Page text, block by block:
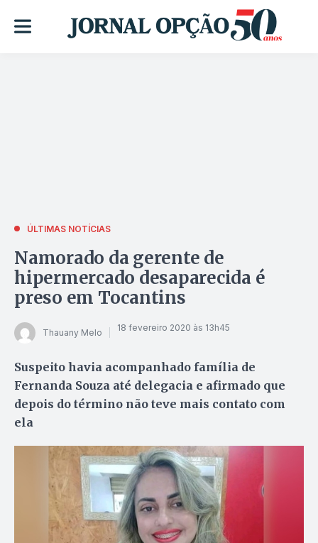
ÚLTIMAS NOTÍCIAS
Namorado da gerente de
hipermercado desaparecida é
preso em Tocantins
Thauany Melo 18 fevereiro 2020 às 13h45
Suspeito havia acompanhado família de
Fernanda Souza até delegacia e afirmado que
depois do término não teve mais contato com
ela